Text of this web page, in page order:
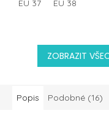
EU 37 EU 38
ZOBRAZIT
Popis Podobné (16)